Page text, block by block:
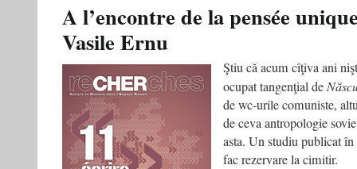
A l’encontre de la pensée
Vasile Ernu
Ştiu că acum cîţiva ani
ocupat tangenţial de
de wc-urile comuniste,
de ceva antropologie
asta. Un studiu publicat
fac rezervare la cimitir.